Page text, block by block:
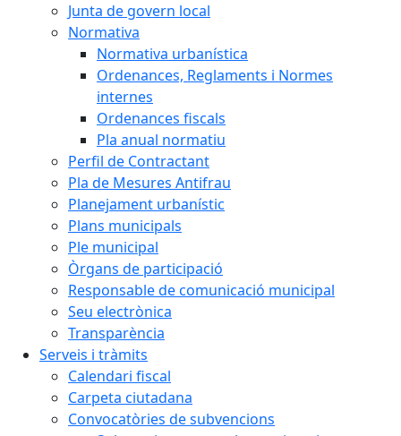
Junta de govern local
Normativa
Normativa urbanística
Ordenances, Reglaments i Normes
internes
Ordenances fiscals
Pla anual normatiu
Perfil de Contractant
Pla de Mesures Antifrau
Planejament urbanístic
Plans municipals
Ple municipal
Òrgans de participació
Responsable de comunicació municipal
Seu electrònica
Transparència
Serveis i tràmits
Calendari fiscal
Carpeta ciutadana
Convocatòries de subvencions